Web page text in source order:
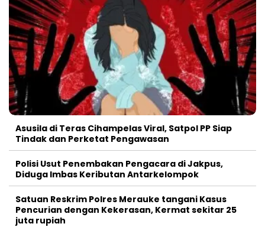
Asusila di Teras Cihampelas Viral, Satpol PP Siap
Tindak dan Perketat Pengawasan
Polisi Usut Penembakan Pengacara di Jakpus,
Diduga Imbas Keributan Antarkelompok
Satuan Reskrim Polres Merauke tangani Kasus
Pencurian dengan Kekerasan, Kermat sekitar 25
juta rupiah